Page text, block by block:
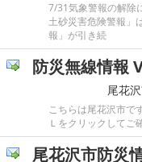
7/31気象警報の解除
土砂災害危険警報」
報」が引き続
防災無線情報
尾花
こちらは尾花沢市で
Ｌをクリックして
尾花沢市防災